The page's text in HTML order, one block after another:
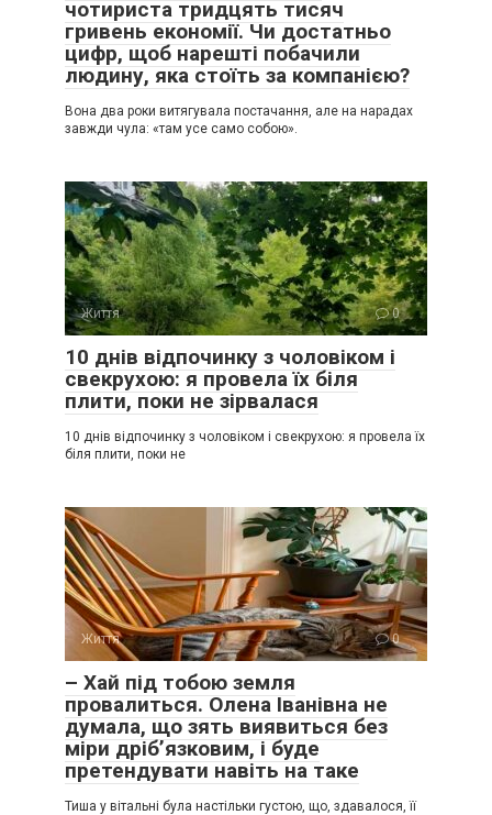
чотириста тридцять тисяч
гривень економії. Чи достатньо
цифр, щоб нарешті побачили
людину, яка стоїть за компанією?
Вона два роки витягувала постачання, але на нарадах
завжди чула: «там усе само собою».
Життя 0
10 днів відпочинку з чоловіком і
свекрухою: я провела їх біля
плити, поки не зірвалася
10 днів відпочинку з чоловіком і свекрухою: я провела їх
біля плити, поки не
Життя 0
– Хай під тобою земля
провалиться. Олена Іванівна не
думала, що зять виявиться без
міри дріб’язковим, і буде
претендувати навіть на таке
Тиша у вітальні була настільки густою, що, здавалося, її